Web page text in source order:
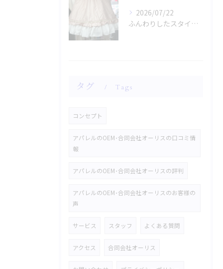
2026/07/22
ふんわりしたスタイルに魅了されませんか？
タグ Tags
コンセプト
アパレルのOEM･合同会社オーリスの口コミ情
報
アパレルのOEM･合同会社オーリスの評判
アパレルのOEM･合同会社オーリスのお客様の
声
サービス スタッフ よくある質問
アクセス 合同会社オーリス